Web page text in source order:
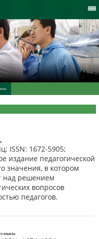
ISSN: 1672-5905;
издание педагогической
значения, в котором
над решением
вопросов
педагогов.
языка»